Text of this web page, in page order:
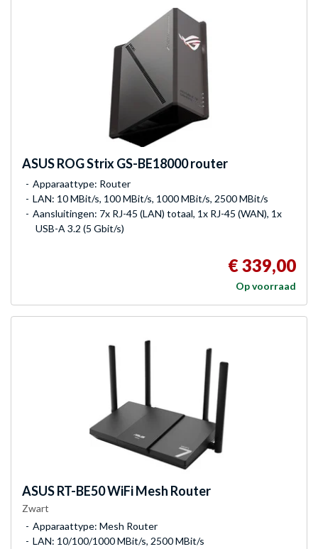
ASUSROG Strix GS-BE18000 router
Apparaattype: Router
LAN: 10 MBit/s, 100 MBit/s, 1000 MBit/s, 2500 MBit/s
Aansluitingen: 7x RJ-45 (LAN) totaal, 1x RJ-45 (WAN), 1x
USB-A 3.2 (5 Gbit/s)
€ 339,00
Op voorraad
ASUSRT-BE50 WiFi Mesh Router
Zwart
Apparaattype: Mesh Router
LAN: 10/100/1000 MBit/s, 2500 MBit/s